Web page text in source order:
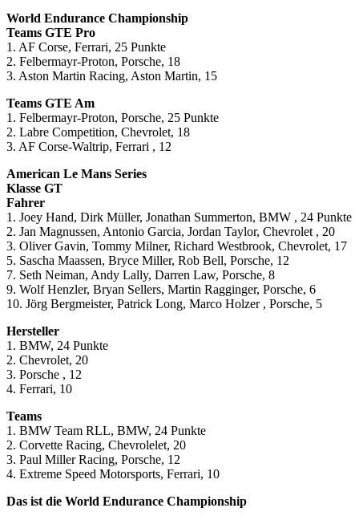
World Endurance Championship
Teams GTE Pro
1. AF Corse, Ferrari, 25 Punkte
2. Felbermayr-Proton, Porsche, 18
3. Aston Martin Racing, Aston Martin, 15
Teams GTE Am
1. Felbermayr-Proton, Porsche, 25 Punkte
2. Labre Competition, Chevrolet, 18
3. AF Corse-Waltrip, Ferrari , 12
American Le Mans Series
Klasse GT
Fahrer
1. Joey Hand, Dirk Müller, Jonathan Summerton, BMW , 24 Punkte
2. Jan Magnussen, Antonio Garcia, Jordan Taylor, Chevrolet , 20
3. Oliver Gavin, Tommy Milner, Richard Westbrook, Chevrolet, 17
5. Sascha Maassen, Bryce Miller, Rob Bell, Porsche, 12
7. Seth Neiman, Andy Lally, Darren Law, Porsche, 8
9. Wolf Henzler, Bryan Sellers, Martin Ragginger, Porsche, 6
10. Jörg Bergmeister, Patrick Long, Marco Holzer , Porsche, 5
Hersteller
1. BMW, 24 Punkte
2. Chevrolet, 20
3. Porsche , 12
4. Ferrari, 10
Teams
1. BMW Team RLL, BMW, 24 Punkte
2. Corvette Racing, Chevrolelet, 20
3. Paul Miller Racing, Porsche, 12
4. Extreme Speed Motorsports, Ferrari, 10
Das ist die World Endurance Championship